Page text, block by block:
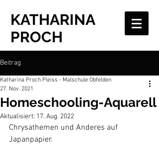
KATHARINA
PROCH
Beitrag
Homeschooling-Aquarell
Katharina Proch Pleiss - Malschule Obfelden
27. Nov. 2021
Aktualisiert: 17. Aug. 2022
Chrysathemen und Anderes auf
Japanpapier.